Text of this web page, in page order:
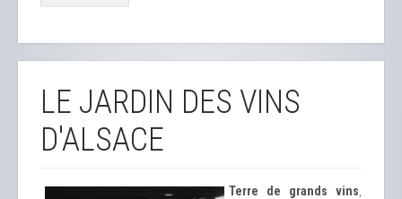
LE JARDIN DES VINS
D'ALSACE
Terre de grands vins